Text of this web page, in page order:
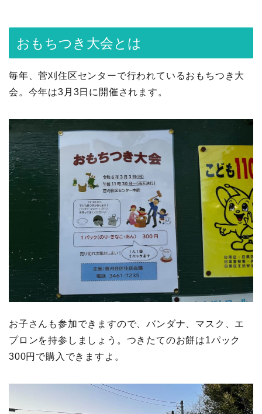
おもちつき大会とは
毎年、菅刈住区センターで行われているおもちつき大
会。今年は3月3日に開催されます。
お子さんも参加できますので、バンダナ、マスク、エ
プロンを持参しましょう。つきたてのお餅は1パック
300円で購入できますよ。